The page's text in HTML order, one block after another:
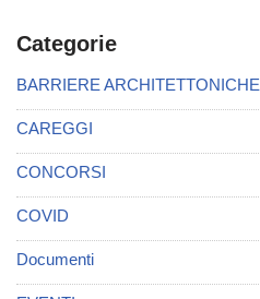
Categorie
BARRIERE ARCHITETTONICHE
CAREGGI
CONCORSI
COVID
Documenti